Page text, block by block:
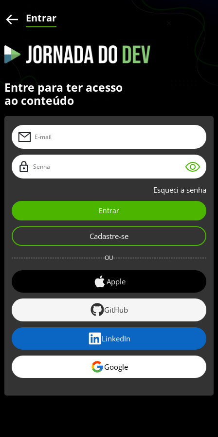
Entrar
Entre para ter acesso
ao conteúdo
Esqueci a senha
Entrar
Cadastre-se
OU
Apple
GitHub
LinkedIn
Google